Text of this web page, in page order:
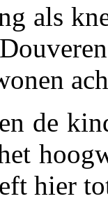
als
de
hier